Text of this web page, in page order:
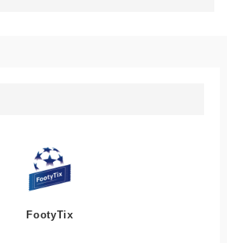
FootyTix